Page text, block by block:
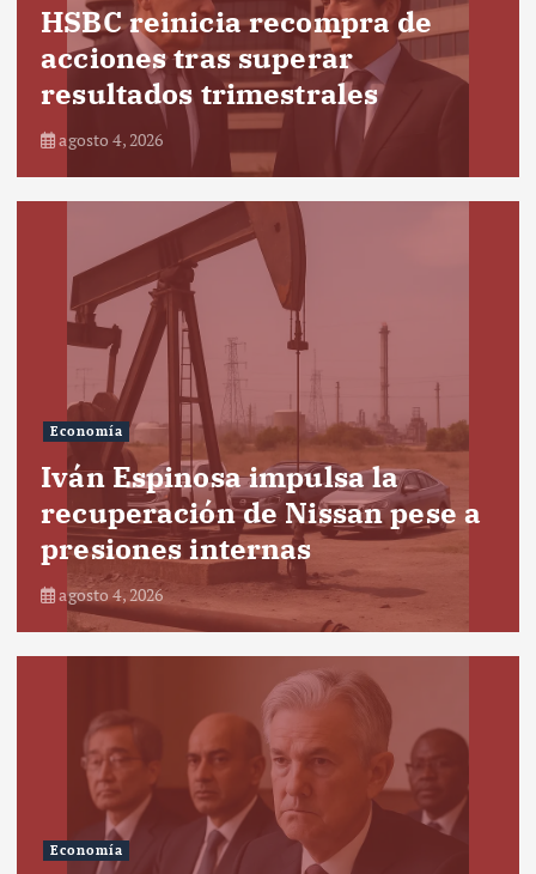
HSBC reinicia recompra de
acciones tras superar
resultados trimestrales
agosto 4, 2026
Economía
Iván Espinosa impulsa la
recuperación de Nissan pese a
presiones internas
agosto 4, 2026
Economía